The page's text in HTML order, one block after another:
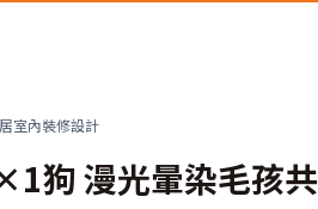
室內裝修設計
狗 漫光暈染毛孩